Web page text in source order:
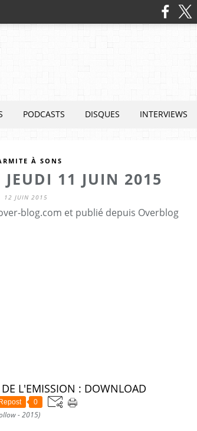
PODCASTS DISQUES INTERVIEWS
À SONS
11 JUIN 2015
12 JUIN 2015
blog.com et publié depuis Overblog
DE L'EMISSION : DOWNLOAD
- 2015)
0